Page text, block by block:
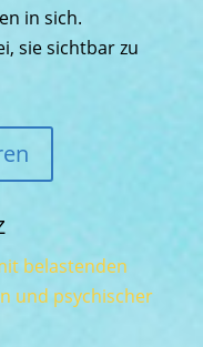
in sich.
sie sichtbar zu
belastenden
und psychischer